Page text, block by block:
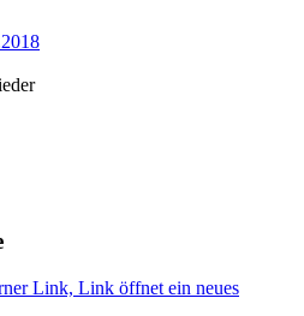
Link, Link öffnet ein neues